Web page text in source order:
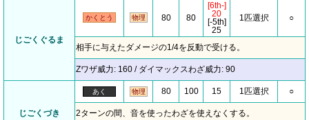
じごくぐるま
かくとう 物理 80 80
[6th-]
20
[-5th]
25
1匹選択 ○
相手に与えたダメージの1/4を反動で受ける。
Zワザ威力: 160 / ダイマックスわざ威力: 90
じごくづき
あく 物理 80 100 15 1匹選択 ○
2ターンの間、音を使ったわざを使えなくする。